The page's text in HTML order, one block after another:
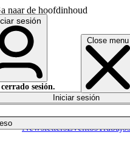
naar de hoofdinhoud
Close menu
NewslettersEventosTrabajos
sesión
sesión.
Iniciar sesión